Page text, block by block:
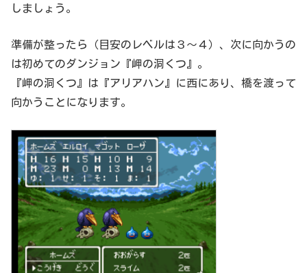
しましょう。
準備が整ったら（目安のレベルは３～４）、次に向かうの
は初めてのダンジョン『岬の洞くつ』。
『岬の洞くつ』は『アリアハン』に西にあり、橋を渡って
向かうことになります。